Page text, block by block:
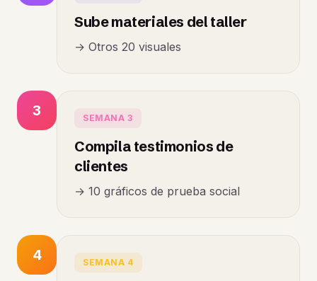
Sube materiales del taller
→ Otros 20 visuales
3 SEMANA 3
Compila testimonios de
clientes
→ 10 gráficos de prueba social
4 SEMANA 4